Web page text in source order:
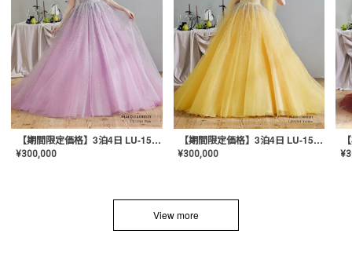
【期間限定価格】3泊4日 LU-1501(Pink)
¥300,000
【期間限定価格】3泊4日 LU-1501(Yellow)
¥300,000 ¥
View more